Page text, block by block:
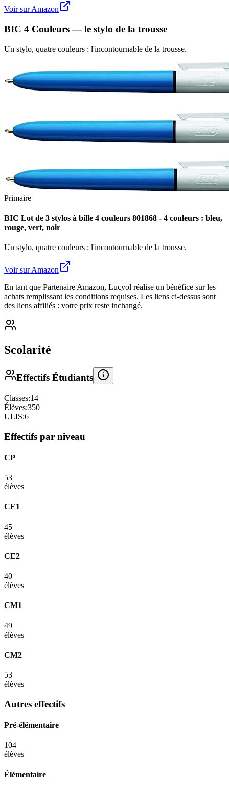
Voir sur Amazon
BIC 4 Couleurs — le stylo de la trousse
Un stylo, quatre couleurs : l'incontournable de la trousse.
Primaire
BIC Lot de 3 stylos à bille 4 couleurs 801868 - 4 couleurs : bleu,
rouge, vert, noir
Un stylo, quatre couleurs : l'incontournable de la trousse.
Voir sur Amazon
En tant que Partenaire Amazon, Lucyol réalise un bénéfice sur les
achats remplissant les conditions requises. Les liens ci-dessus sont
des liens affiliés : votre prix reste inchangé.
Scolarité
Effectifs Étudiants
Classes:14
Élèves:350
ULIS:6
Effectifs par niveau
CP
53
élèves
CE1
45
élèves
CE2
40
élèves
CM1
49
élèves
CM2
53
élèves
Autres effectifs
Pré-élémentaire
104
élèves
Élémentaire